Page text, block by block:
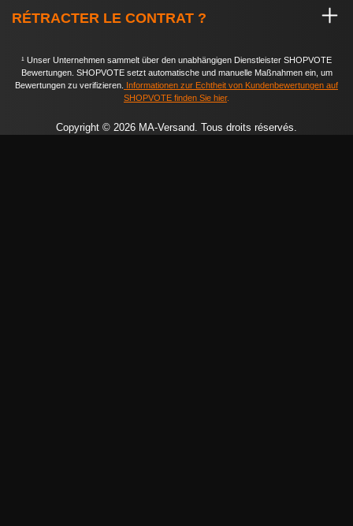
RÉTRACTER LE CONTRAT ?
¹ Unser Unternehmen sammelt über den unabhängigen Dienstleister SHOPVOTE
Bewertungen. SHOPVOTE setzt automatische und manuelle Maßnahmen ein, um
Bewertungen zu verifizieren. Informationen zur Echtheit von Kundenbewertungen auf
SHOPVOTE finden Sie hier.
Copyright © 2026 MA-Versand. Tous droits réservés.